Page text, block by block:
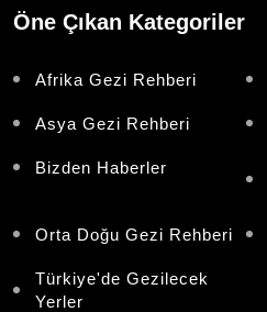
Öne Çıkan Kategoriler
Afrika Gezi Rehberi
Asya Gezi Rehberi
Bizden Haberler
Orta Doğu Gezi Rehberi
Türkiye'de Gezilecek
Yerler